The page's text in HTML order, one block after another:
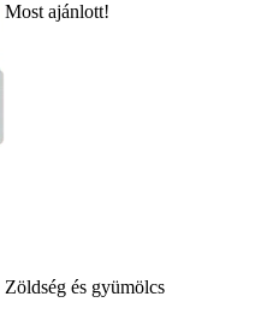
Most ajánlott!
Zöldség és gyümölcs